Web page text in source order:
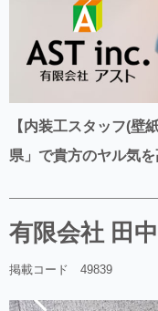
【内装工スタッフ(壁
県」で貴方のヤル気を
有限会社 田
掲載コード 49839